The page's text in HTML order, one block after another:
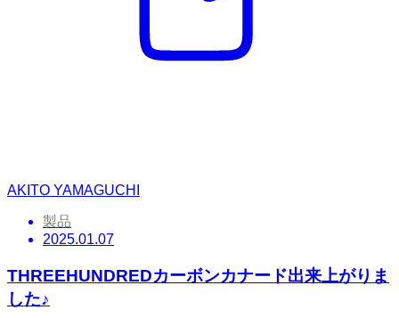
AKITO YAMAGUCHI
製品
2025.01.07
THREEHUNDREDカーボンカナード出来上がりま
した♪